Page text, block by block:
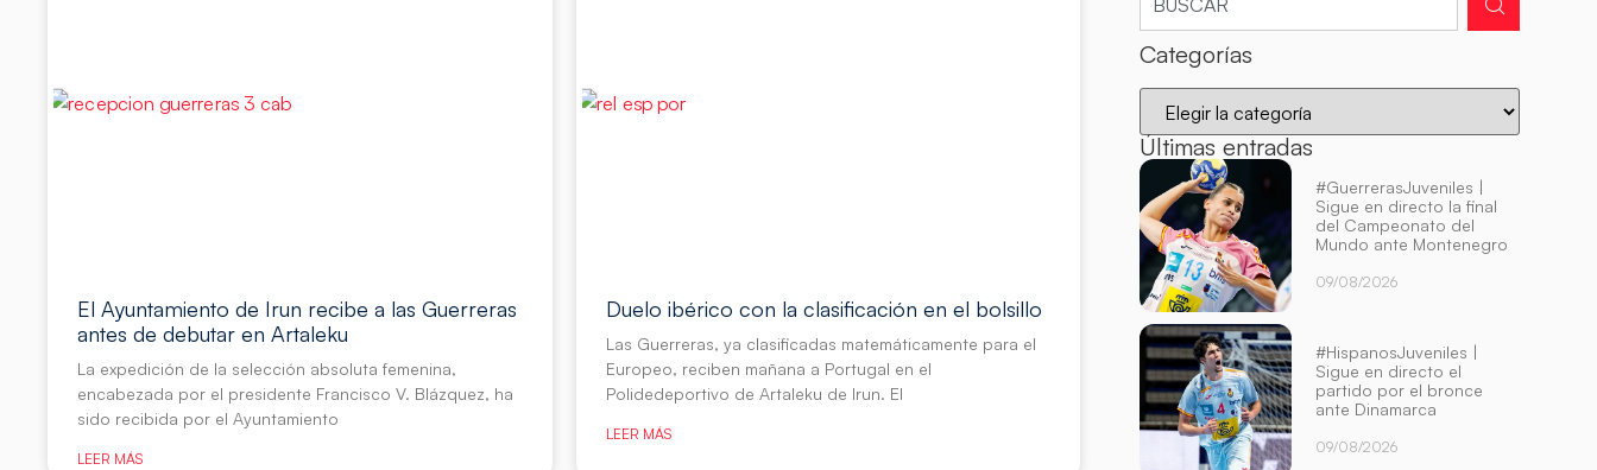
El Ayuntamiento de Irun recibe a las Guerreras
antes de debutar en Artaleku
La expedición de la selección absoluta femenina,
encabezada por el presidente Francisco V. Blázquez, ha
sido recibida por el Ayuntamiento
LEER MÁS
Duelo ibérico con la clasificación en el bolsillo
Las Guerreras, ya clasificadas matemáticamente para el
Europeo, reciben mañana a Portugal en el
Polidedeportivo de Artaleku de Irun. El
LEER MÁS
Categorías
Últimas entradas
#GuerrerasJuveniles |
Sigue en directo la final
del Campeonato del
Mundo ante Montenegro
09/08/2026
#HispanosJuveniles |
Sigue en directo el
partido por el bronce
ante Dinamarca
09/08/2026